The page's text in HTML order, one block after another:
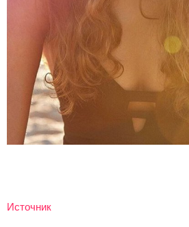
Источник